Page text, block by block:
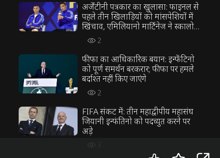
अर्जेंटीनी पत्रकार का खुलासा: फाइनल से
पहले तीन खिलाड़ियों को मांसपेशियों में
खिंचाव, एमिलियानो मार्टिनेज ने स्कालोनी
की रणनीति का विरोध किया
2
फीफा का आधिकारिक बयान: इन्फेंटिनो
को पूर्ण समर्थन बरकरार; फीफा पर हमले
बर्दाश्त नहीं किए जाएंगे
2
FIFA संकट में: तीन महाद्वीपीय महासंघ
जियानी इन्फंतिनो को पदच्युत करने पर
अड़े